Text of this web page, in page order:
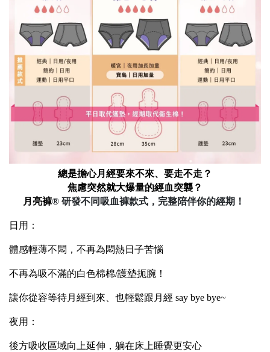
總是擔心月經要來不來、要走不走？
焦慮突然就大爆量的經血突襲？
月亮褲® 研發不同吸血褲款式，完整陪伴你的經期！
日用：
體感輕薄不悶，不再為悶熱日子苦惱
不再為吸不滿的白色棉棉/護墊扼腕！
讓你從容等待月經到來、也輕鬆跟月經 say bye bye~
夜用：
後方吸收區域向上延伸，躺在床上睡覺更安心